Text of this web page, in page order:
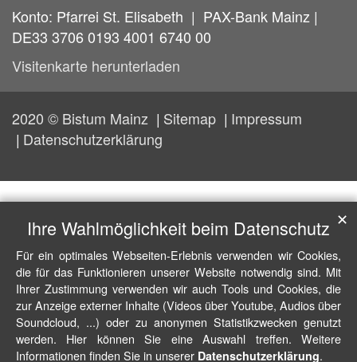
Konto: Pfarrei St. Elisabeth | PAX-Bank Mainz |
DE33 3706 0193 4001 6740 00
Visitenkarte herunterladen
2020 © Bistum Mainz Sitemap
Impressum
Datenschutzerklärung
Ihre Wahlmöglichkeit beim Datenschutz
Für ein optimales Webseiten-Erlebnis verwenden wir Cookies,
die für das Funktionieren unserer Website notwendig sind. Mit
Ihrer Zustimmung verwenden wir auch Tools und Cookies, die
zur Anzeige externer Inhalte (Videos über Youtube, Audios über
Soundcloud, ...) oder zu anonymen Statistikzwecken genutzt
werden. Hier können Sie eine Auswahl treffen. Weitere
Informationen finden Sie in unserer Datenschutzerklärung.
✕